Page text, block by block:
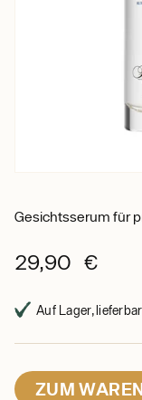
Gesichtsserum für
29,90 €
Auf Lager,
ZUM